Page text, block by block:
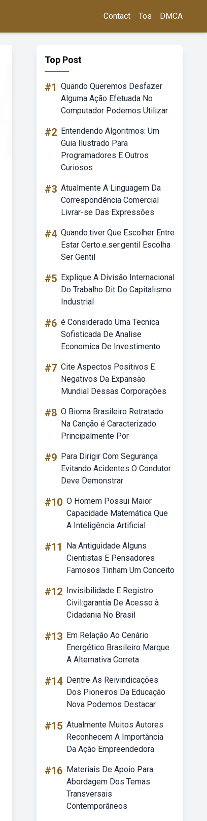
Contact Tos DMCA
Top Post
#1 Quando Queremos Desfazer
Alguma Ação Efetuada No
Computador Podemos Utilizar
#2 Entendendo Algoritmos: Um
Guia Ilustrado Para
Programadores E Outros
Curiosos
#3 Atualmente A Linguagem Da
Correspondência Comercial
Livrar-se Das Expressões
#4 Quando.tiver Que Escolher Entre
Estar Certo.e.ser.gentil Escolha
Ser Gentil
#5 Explique A Divisão Internacional
Do Trabalho Dit Do Capitalismo
Industrial
#6 é Considerado Uma Tecnica
Sofisticada De Analise
Economica De Investimento
#7 Cite Aspectos Positivos E
Negativos Da Expansão
Mundial Dessas Corporações
#8 O Bioma Brasileiro Retratado
Na Canção é Caracterizado
Principalmente Por
#9 Para Dirigir Com Segurança
Evitando Acidentes O Condutor
Deve Demonstrar
#10 O Homem Possui Maior
Capacidade Matemática Que
A Inteligência Artificial
#11
Na Antiguidade Alguns
Cientistas E Pensadores
Famosos Tinham Um Conceito
#12 Invisibilidade E Registro
Civil:garantia De Acesso à
Cidadania No Brasil
#13 Em Relação Ao Cenário
Energético Brasileiro Marque
A Alternativa Correta
#14 Dentre As Reivindicações
Dos Pioneiros Da Educação
Nova Podemos Destacar
#15 Atualmente Muitos Autores
Reconhecem A Importância
Da Ação Empreendedora
#16 Materiais De Apoio Para
Abordagem Dos Temas
Transversais
Contemporâneos